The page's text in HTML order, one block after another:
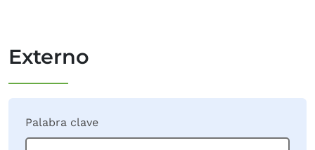
Externo
Palabra clave